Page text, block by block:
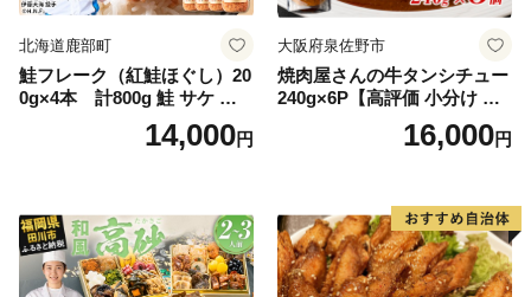
北海道鹿部町
鮭フレーク（紅鮭ほぐし）20
0g×4本 計800g 鮭 サケ 鮭
ほぐし サケフレーク シャケ
フレーク 鮭フレーク14,000円
大阪府泉佐野市
焼肉屋さんの牛タンシチュー
240g×6P【高評価 小分け 惣
菜 牛たん 一人暮らし 冷凍】
16,000円